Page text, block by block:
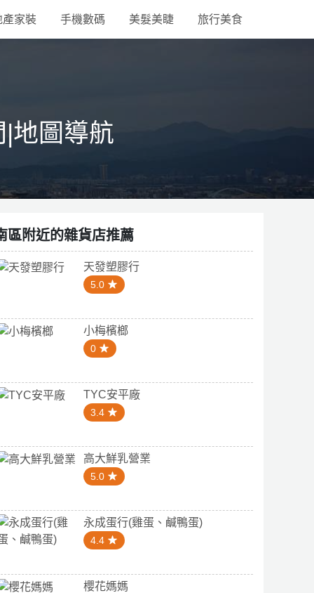
產家裝 手機數碼 美髮美睫 旅行美食
地圖導航
區附近的雜貨店推薦
天發塑膠行
5.0
小梅檳榔
0
TYC安平廠
3.4
高大鮮乳營業
5.0
永成蛋行(雞蛋、鹹鴨蛋)
4.4
櫻花媽媽